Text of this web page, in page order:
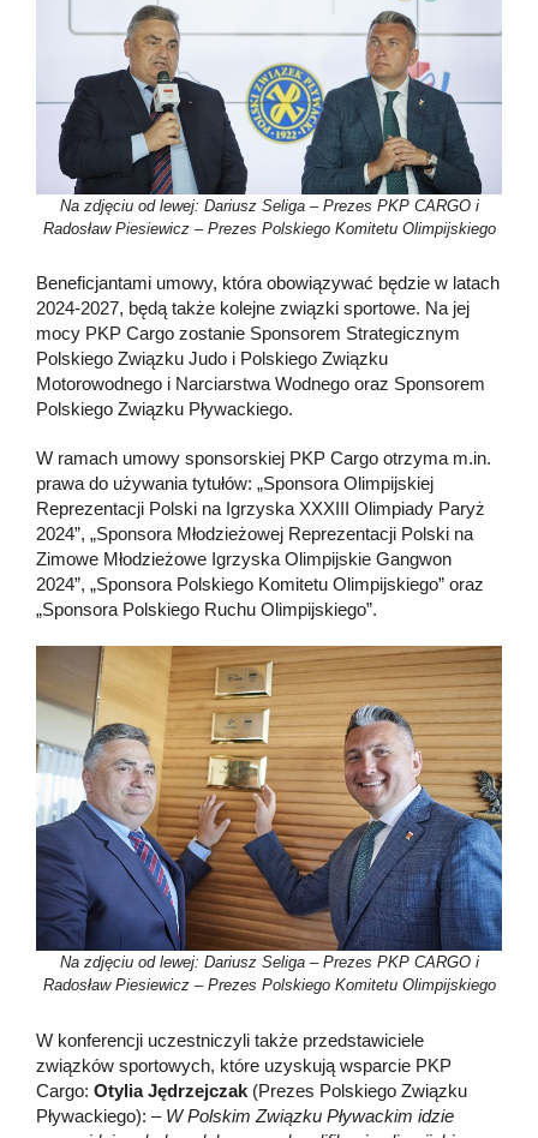
Na zdjęciu od lewej: Dariusz Seliga – Prezes PKP CARGO i
Radosław Piesiewicz – Prezes Polskiego Komitetu Olimpijskiego
Beneficjantami umowy, która obowiązywać będzie w latach
2024-2027, będą także kolejne związki sportowe. Na jej
mocy PKP Cargo zostanie Sponsorem Strategicznym
Polskiego Związku Judo i Polskiego Związku
Motorowodnego i Narciarstwa Wodnego oraz Sponsorem
Polskiego Związku Pływackiego.
W ramach umowy sponsorskiej PKP Cargo otrzyma m.in.
prawa do używania tytułów: „Sponsora Olimpijskiej
Reprezentacji Polski na Igrzyska XXXIII Olimpiady Paryż
2024”, „Sponsora Młodzieżowej Reprezentacji Polski na
Zimowe Młodzieżowe Igrzyska Olimpijskie Gangwon
2024”, „Sponsora Polskiego Komitetu Olimpijskiego” oraz
„Sponsora Polskiego Ruchu Olimpijskiego”.
Na zdjęciu od lewej: Dariusz Seliga – Prezes PKP CARGO i
Radosław Piesiewicz – Prezes Polskiego Komitetu Olimpijskiego
W konferencji uczestniczyli także przedstawiciele
związków sportowych, które uzyskują wsparcie PKP
Cargo: Otylia Jędrzejczak (Prezes Polskiego Związku
Pływackiego): – W Polskim Związku Pływackim idzie